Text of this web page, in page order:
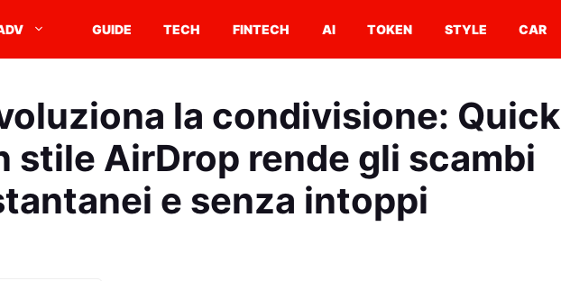
GUIDE TECH FINTECH AI TOKEN STYLE CAR
la condivisione: Quick
stile AirDrop rende gli scambi
e senza intoppi